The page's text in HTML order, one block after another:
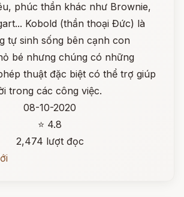
phúc thần khác như Brownie,
Kobold (thần thoại Đức) là
tự sinh sống bên cạnh con
bé nhưng chúng có những
thuật đặc biệt có thể trợ giúp
trong các công việc.
08-10-2020
⭐ 4.8
2,474 lượt đọc